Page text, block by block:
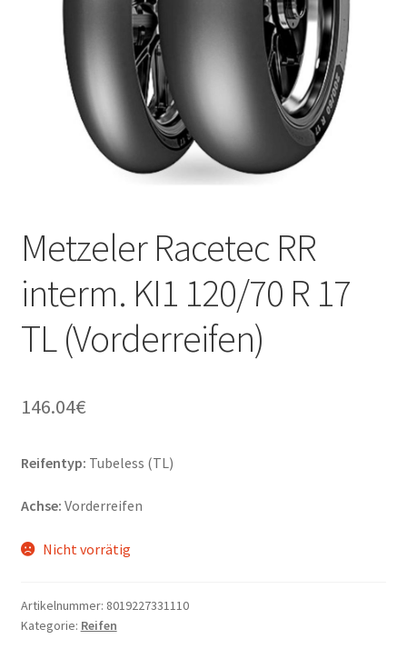
Metzeler Racetec RR
interm. KI1 120/70 R 17
TL (Vorderreifen)
146.04€
Reifentyp: Tubeless (TL)
Achse: Vorderreifen
Nicht vorrätig
Artikelnummer: 8019227331110
Kategorie: Reifen